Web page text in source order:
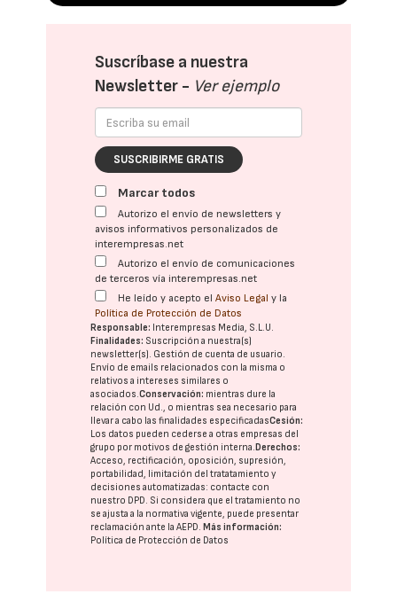
Suscríbase a nuestra
Newsletter - Ver ejemplo
SUSCRIBIRME GRATIS
Marcar todos
Autorizo el envío de newsletters y
avisos informativos personalizados de
interempresas.net
Autorizo el envío de comunicaciones
de terceros vía interempresas.net
He leído y acepto elAviso Legal y la
Política de Protección de Datos
Responsable: Interempresas Media, S.L.U.
Finalidades: Suscripción a nuestra(s)
newsletter(s). Gestión de cuenta de usuario.
Envío de emails relacionados con la misma o
relativos a intereses similares o
asociados.Conservación: mientras dure la
relación con Ud., o mientras sea necesario para
llevar a cabo las finalidades especificadasCesión:
Los datos pueden cederse a otras empresas del
grupo por motivos de gestión interna. Derechos:
Acceso, rectificación, oposición, supresión,
portabilidad, limitación del tratatamiento y
decisiones automatizadas: contacte con
nuestro DPD. Si considera que el tratamiento no
se ajusta a la normativa vigente, puede presentar
reclamación ante laAEPD. Más información:
Política de Protección de Datos